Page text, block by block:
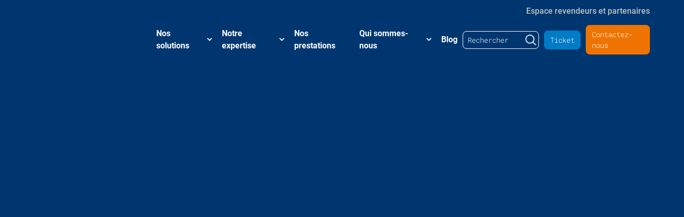
Espace revendeurs et partenaires
Nos
solutions
Notre
expertise
Nos
prestations
Qui sommes-
nous
Blog Rechercher : Ticket
Contactez-
nous